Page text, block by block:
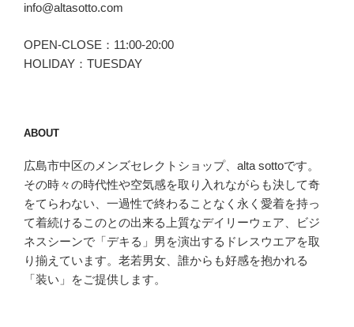
info@altasotto.com
OPEN-CLOSE：11:00-20:00
HOLIDAY：TUESDAY
ABOUT
広島市中区のメンズセレクトショップ、alta sottoです。
その時々の時代性や空気感を取り入れながらも決して奇
をてらわない、一過性で終わることなく永く愛着を持っ
て着続けるこのとの出来る上質なデイリーウェア、ビジ
ネスシーンで「デキる」男を演出するドレスウエアを取
り揃えています。老若男女、誰からも好感を抱かれる
「装い」をご提供します。